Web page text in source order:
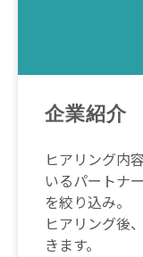
企業紹介
ヒアリング内
いるパートナ
を絞り込み。
ヒアリング後
きます。